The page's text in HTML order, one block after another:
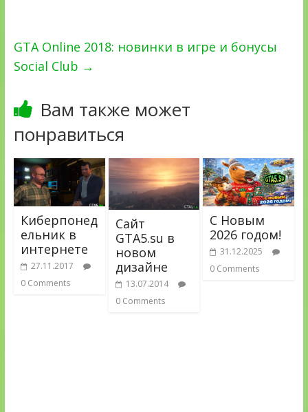
GTA Online 2018: новинки в игре и бонусы
Social Club →
Вам также может
понравиться
Киберпонед
ельник в
интернете
27.11.2017
0 Comments
Сайт
GTA5.su в
новом
дизайне
13.07.2014
0 Comments
С Новым
2026 годом!
31.12.2025
0 Comments